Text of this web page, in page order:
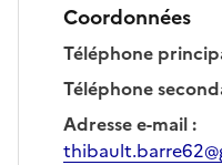
Coordonnées
Téléphone
Téléphone
Adresse e-mail: